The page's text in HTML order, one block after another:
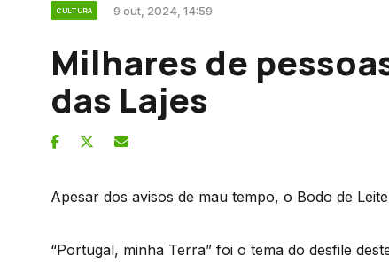
CULTURA 9 out, 2024, 14:59
Milhares de
das Lajes
Apesar dos avisos de mau tempo, o Bodo de
“Portugal, minha Terra” foi o tema do desfile